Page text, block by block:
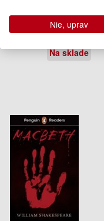
Phaidon Editors
26.95 €
Na sklade
Nie, uprav